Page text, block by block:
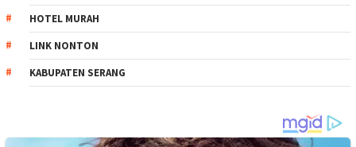
HOTEL MURAH
LINK NONTON
KABUPATEN SERANG